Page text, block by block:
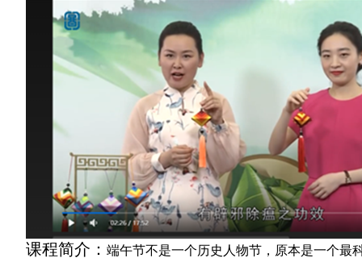
课程简介： 端午节不是一个历史人物节，原本是一个最